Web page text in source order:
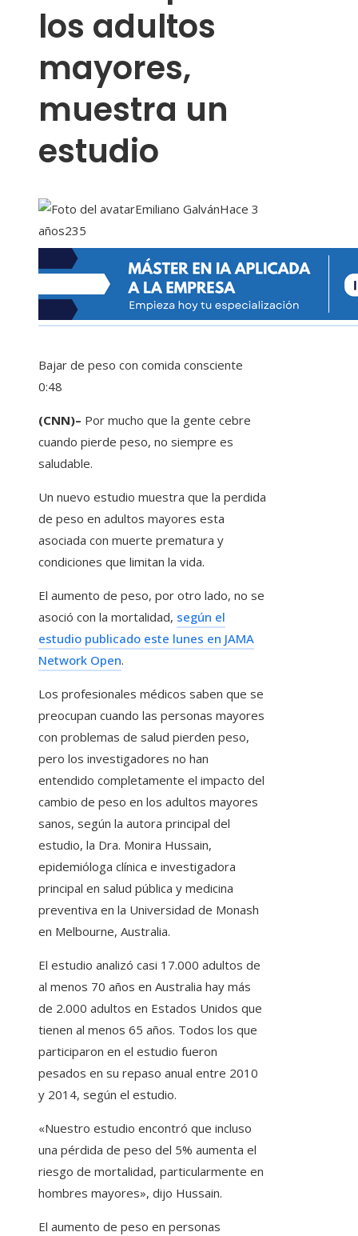
los adultos
mayores,
muestra un
estudio
Emiliano GalvánHace 3
años235
Bajar de peso con comida consciente
0:48
(CNN)– Por mucho que la gente cebre
cuando pierde peso, no siempre es
saludable.
Un nuevo estudio muestra que la perdida
de peso en adultos mayores esta
asociada con muerte prematura y
condiciones que limitan la vida.
El aumento de peso, por otro lado, no se
asoció con la mortalidad, según el
estudio publicado este lunes en JAMA
Network Open.
Los profesionales médicos saben que se
preocupan cuando las personas mayores
con problemas de salud pierden peso,
pero los investigadores no han
entendido completamente el impacto del
cambio de peso en los adultos mayores
sanos, según la autora principal del
estudio, la Dra. Monira Hussain,
epidemióloga clínica e investigadora
principal en salud pública y medicina
preventiva en la Universidad de Monash
en Melbourne, Australia.
El estudio analizó casi 17.000 adultos de
al menos 70 años en Australia hay más
de 2.000 adultos en Estados Unidos que
tienen al menos 65 años. Todos los que
participaron en el estudio fueron
pesados ​​en su repaso anual entre 2010
y 2014, según el estudio.
«Nuestro estudio encontró que incluso
una pérdida de peso del 5% aumenta el
riesgo de mortalidad, particularmente en
hombres mayores», dijo Hussain.
El aumento de peso en personas